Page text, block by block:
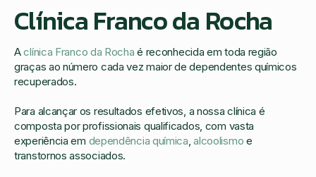
Clínica Franco da Rocha
Aclínica Franco da Rocha é reconhecida em toda região
graças ao número cada vez maior de dependentes químicos
recuperados.
Para alcançar os resultados efetivos, a nossa clínica é
composta por profissionais qualificados, com vasta
experiência em dependência química ,alcoolismo e
transtornos associados.